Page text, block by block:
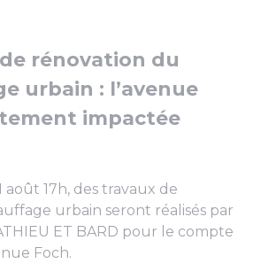
rénovation du
urbain : l’avenue
impactée
août 17h, des travaux de
urbain seront réalisés par
ET BARD pour le compte
Foch.